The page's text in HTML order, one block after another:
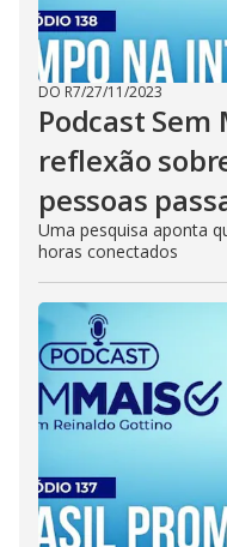
DO R7/27/11/2023
Podcast
reflexão
pessoas
Uma pesquisa aponta
horas conectados